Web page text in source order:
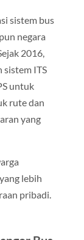
sistem bus
negara
2016,
ITS
untuk
rute dan
yang
lebih
pribadi.